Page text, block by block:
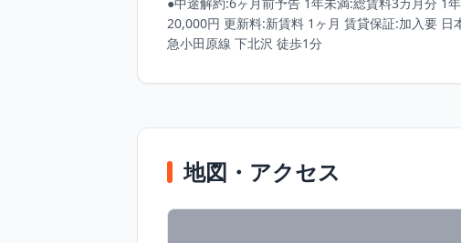
20,000円 更新料:新賃料 1ヶ月 賃貸保証:加入要
急小田原線 下北沢 徒歩1分
地図・アクセス